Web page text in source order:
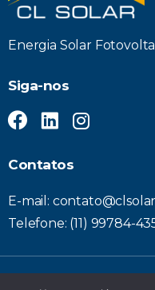
Energia Solar
Siga-nos
Contatos
E-mail:
Telefone: (11) 99784-